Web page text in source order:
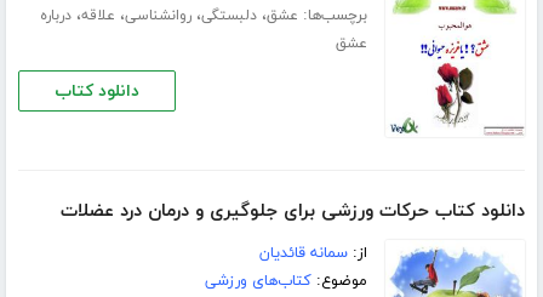
برچسب‌ها: عشق،دلبستگی،روانشناسی، علاقه،درباره
عشق
دانلود کتاب
دانلود کتاب حرکات ورزشی برای جلوگیری و درمان درد عضلات
از:سمانه قائدیان
موضوع:کتاب‌های ورزشی